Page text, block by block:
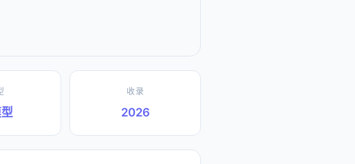
收录
2026